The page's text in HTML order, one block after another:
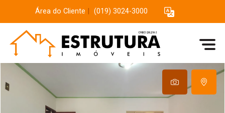
Área do Cliente (019) 3024-3000